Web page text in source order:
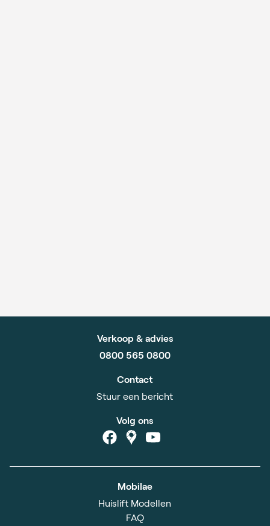
Verkoop & advies
0800 565 0800
Contact
Stuur een bericht
Volg ons
Mobilae
Huislift Modellen
FAQ